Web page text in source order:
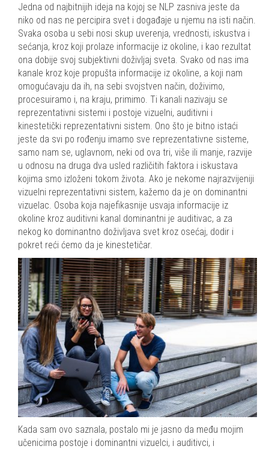
Jedna od najbitnijih ideja na kojoj se NLP zasniva jeste da
niko od nas ne percipira svet i događaje u njemu na isti način.
Svaka osoba u sebi nosi skup uverenja, vrednosti, iskustva i
sećanja, kroz koji prolaze informacije iz okoline, i kao rezultat
ona dobije svoj subjektivni doživljaj sveta. Svako od nas ima
kanale kroz koje propušta informacije iz okoline, a koji nam
omogućavaju da ih, na sebi svojstven način, doživimo,
procesuiramo i, na kraju, primimo. Ti kanali nazivaju se
reprezentativni sistemi i postoje vizuelni, auditivni i
kinestetički reprezentativni sistem. Ono što je bitno istaći
jeste da svi po rođenju imamo sve reprezentativne sisteme,
samo nam se, uglavnom, neki od ova tri, više ili manje, razvije
u odnosu na druga dva usled različitih faktora i iskustava
kojima smo izloženi tokom života. Ako je nekome najrazvijeniji
vizuelni reprezentativni sistem, kažemo da je on dominantni
vizuelac. Osoba koja najefikasnije usvaja informacije iz
okoline kroz auditivni kanal dominantni je auditivac, a za
nekog ko dominantno doživljava svet kroz osećaj, dodir i
pokret reći ćemo da je kinestetičar.
Kada sam ovo saznala, postalo mi je jasno da među mojim
učenicima postoje i dominantni vizuelci, i auditivci, i